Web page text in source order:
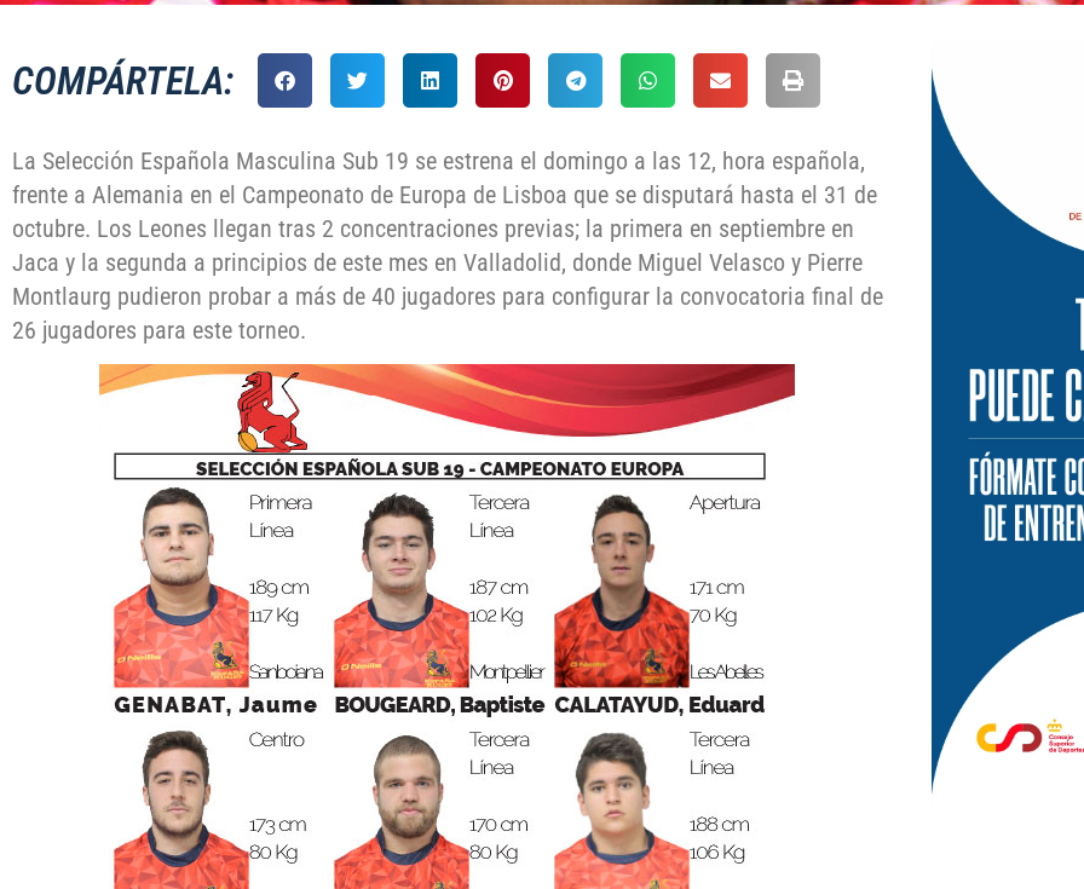
COMPÁRTELA:
La Selección Española Masculina Sub 19 se estrena el domingo a las 12, hora española,
frente a Alemania en el Campeonato de Europa de Lisboa que se disputará hasta el 31 de
octubre. Los Leones llegan tras 2 concentraciones previas; la primera en septiembre en
Jaca y la segunda a principios de este mes en Valladolid, donde Miguel Velasco y Pierre
Montlaurg pudieron probar a más de 40 jugadores para configurar la convocatoria final de
26 jugadores para este torneo.